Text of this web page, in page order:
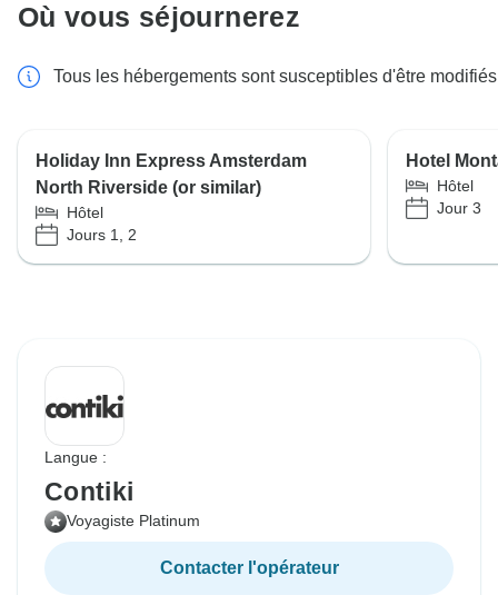
Où vous séjournerez
Tous les hébergements sont susceptibles d'être modifiés
Holiday Inn Express Amsterdam
North Riverside (or similar)
Hôtel
Jours 1, 2
Hotel
Hôtel
Jour 3
Langue :
Contiki
Voyagiste Platinum
Contacter l'opérateur